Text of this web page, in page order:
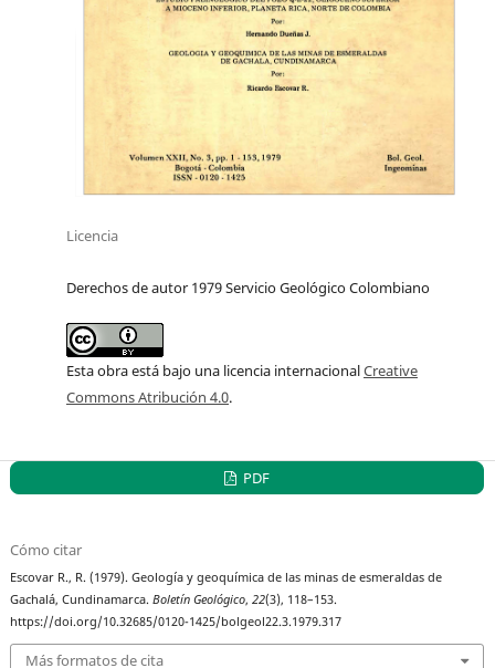
Licencia
Derechos de autor 1979 Servicio Geológico Colombiano
Esta obra está bajo una licencia internacionalCreative
Commons Atribución 4.0.
PDF
Cómo citar
Escovar R., R. (1979). Geología y geoquímica de las minas de esmeraldas de
Gachalá, Cundinamarca.Boletín Geológico,22(3), 118–153.
https://doi.org/10.32685/0120-1425/bolgeol22.3.1979.317
Más formatos de cita